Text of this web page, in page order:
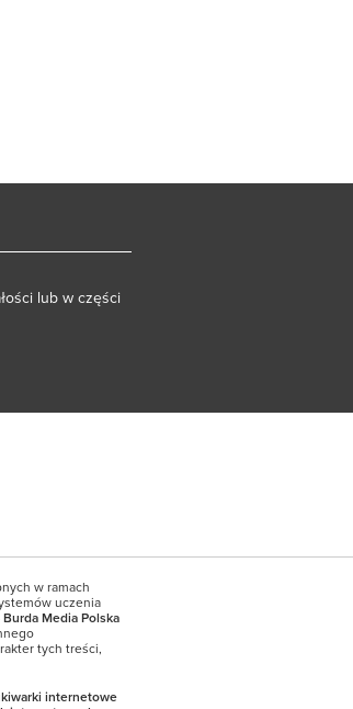
lub w części
w ramach
uczenia
Media Polska
tych treści,
internetowe